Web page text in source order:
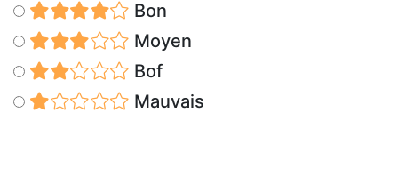
Bon
Moyen
Bof
Mauvais